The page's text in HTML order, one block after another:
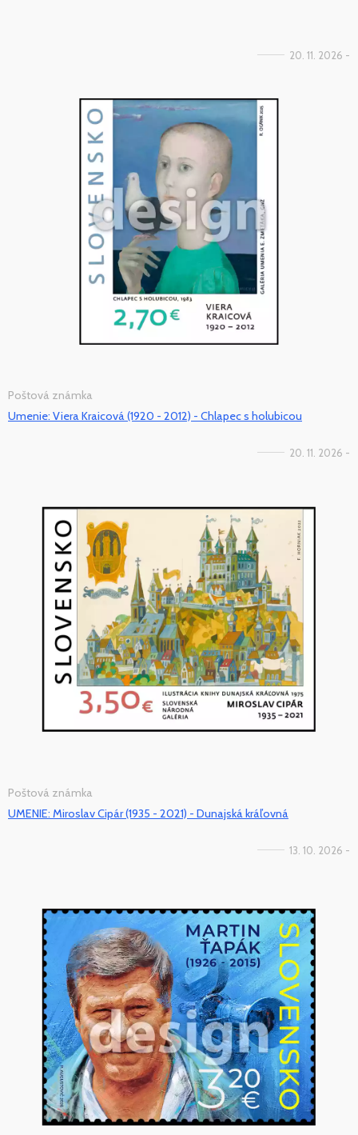
20. 11. 2026 -
Poštová známka
Umenie: Viera Kraicová (1920 - 2012) - Chlapec s holubicou
20. 11. 2026 -
Poštová známka
UMENIE: Miroslav Cipár (1935 - 2021) - Dunajská kráľovná
13. 10. 2026 -